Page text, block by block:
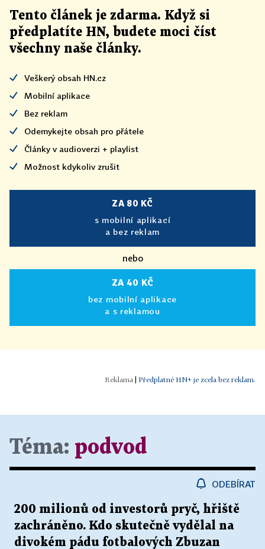
Tento článek je zdarma. Když si
předplatíte HN, budete moci číst
všechny naše články.
Veškerý obsah HN.cz
Mobilní aplikace
Bez reklam
Odemykejte obsah pro přátele
Články v audioverzi + playlist
Možnost kdykoliv zrušit
ZA 80 KČ
s mobilní aplikací
a bez reklam
nebo
ZA 40 KČ
bez mobilní aplikace
a s reklamou
Předplatné HN+ je zcela bez reklam.
Téma: podvod
ODEBÍRAT
200 milionů od investorů pryč, hřiště
zachráněno. Kdo skutečně vydělal na
divokém pádu fotbalových Zbuzan